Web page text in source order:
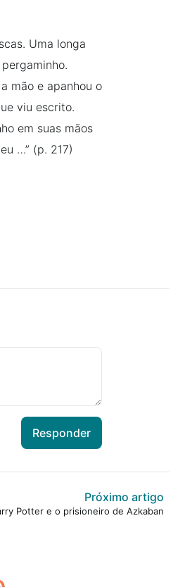
Uma longa
mão e apanhou o
viu escrito.
em suas mãos
…” (p. 217)
Responder
Próximo artigo
Potter e o prisioneiro de Azkaban